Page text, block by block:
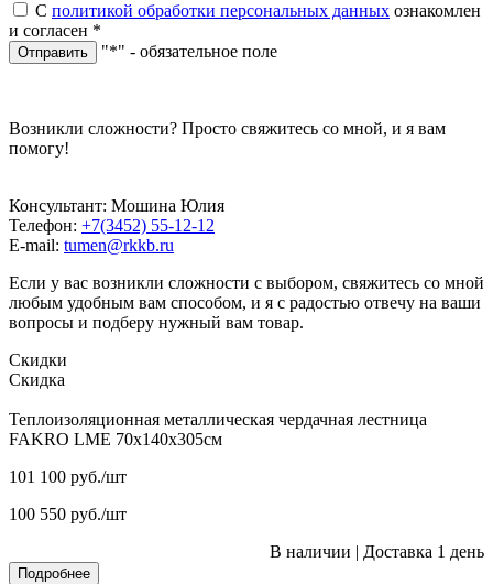
С политикой обработки персональных данных ознакомлен
и согласен *
Отправить "*" - обязательное поле
Возникли сложности? Просто свяжитесь со мной, и я вам
помогу!
Консультант: Мошина Юлия
Телефон: +7(3452) 55-12-12
E-mail: tumen@rkkb.ru
Если у вас возникли сложности с выбором, свяжитесь со мной
любым удобным вам способом, и я с радостью отвечу на ваши
вопросы и подберу нужный вам товар.
Скидки
Скидка
Теплоизоляционная металлическая чердачная лестница
FAKRO LME 70х140х305см
101 100 руб./шт
100 550 руб./шт
В наличии | Доставка 1 день
Подробнее